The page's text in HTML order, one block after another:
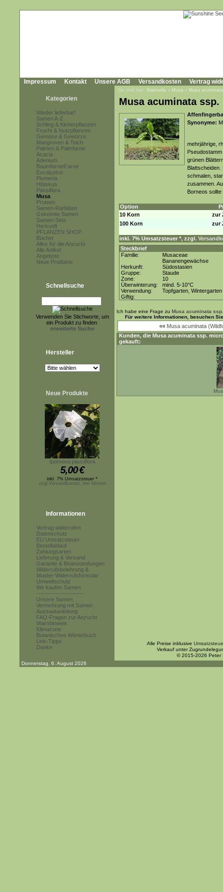
Impressum Kontakt Unsere AGB Versandkosten Vertrag
Kategorien
Wieder lieferbar!
Samen A-Z
Schling & Kletterpflanzen
Frucht & Nutzpflanzen
Gemüse & Gewürze
Mangroven & Teich
Palmen & Palmfarne
Acacia
Adenium
Baumfarne/Farne
Eucalyptus
Plumeria
Hibiskus
Passiflora
Musa
Proteen
Samen-Raritäten
Gekeimte Samen
Samen-Sets
Herkunft
PFLANZEN SHOP
Bücher
Alles für die Anzucht
Alle Artikel
Angebote
Neue Produkte
Schnellsuche
Verwenden Sie Stichworte, um
ein Produkt zu finden.
erweiterte Suche
Hersteller
Neue Produkte
Ipomoea pauciflora
5,00€
inkl. 7% Umsatzsteuer *
zzgl.Versandkosten, hier klicken
Informationen
Vertrag widerrufen
Datenschutz
EU Umsatzsteuer
Bestellablauf
Zahlungsarten
Lieferung & Versand
Garantie & Beanstandungen
Widerrufsbelehrung &
Muster-Widerrufsformular
Umweltschutz
Wir kaufen Samen
------------------------
Unsere Samen
Vermehrung mit Samen
Aussaatanleitung
FAQ-Fragen zur Anzucht
Warnhinweis
Klimazone
Botanisches Wörterbuch
Link-Tipps
Danke
Sie sind hier: Startseite » Musa » Musa
Musa acuminata
Synonyme:
mehrjährige,
grünen
schmalen,
zusammen.
Borneos
Option
10 Korn
zur
100 Korn
zur
inkl. 7% Umsatzsteuer *, zzgl.
Steckbrief
Familie:
Musaceae
Bananengewächse
Herkunft:
Südostasien
Gruppe:
Staude
Zone:
10
Überwinterung:
mind. 5-10°C
Verwendung:
Topfgarten, Wintergarten
Giftig:
Ich habe eine Frage zu Musa acuminata
Für weitere Informationen, besuchen
«« Musa acuminata
Kunden, die Musa acuminata ssp.
gekauft:
Alle Preise inklusive
Verkauf unter
© 2015-2026 Peter
Donnerstag, 6. August 2026